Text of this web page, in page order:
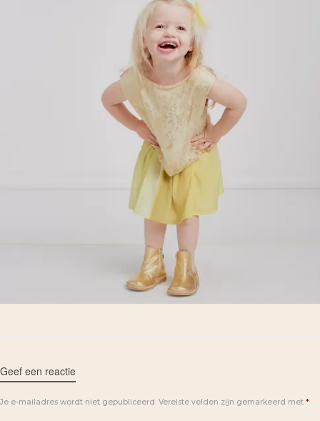
Geef een reactie
Je e-mailadres wordt niet gepubliceerd. Vereiste velden zijn gemarkeerd met *